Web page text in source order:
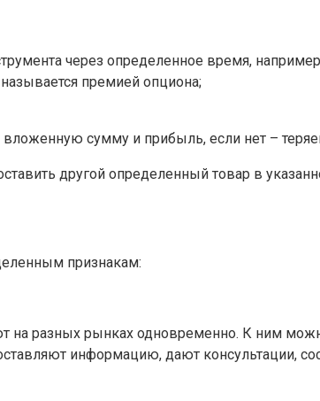
через определенное время,
премией опциона;
сумму и прибыль, если нет –
другой определенный товар в
признакам:
на разных рынках одновременно. К ним
информацию, дают консультации,